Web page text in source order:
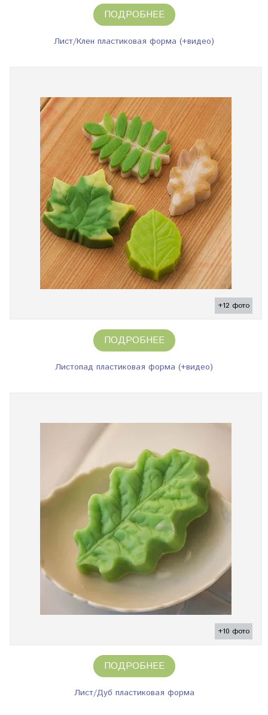
ПОДРОБНЕЕ
Лист/Клен пластиковая форма (+видео)
+12 фото
ПОДРОБНЕЕ
Листопад пластиковая форма (+видео)
+10 фото
ПОДРОБНЕЕ
Лист/Дуб пластиковая форма